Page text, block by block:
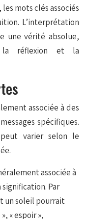
mots clés associés
L’interprétation
une vérité absolue,
réflexion et la
associée à des
spécifiques.
varier selon le
associée à
Par
un soleil pourrait
« espoir »,